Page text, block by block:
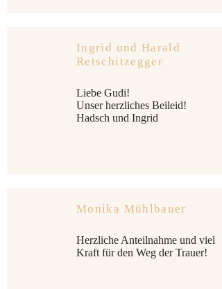
Ingrid und Harald
Retschitzegger
Liebe Gudi!
Unser herzliches Beileid!
Hadsch und Ingrid
Monika Mühlbauer
Herzliche Anteilnahme und viel
Kraft für den Weg der Trauer!